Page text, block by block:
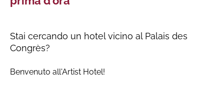
Stai cercando un hotel vicino al Palais des
Congrès?
Benvenuto all'Artist Hotel!